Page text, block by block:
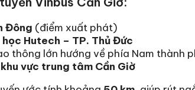
Đông (điểm xuất phát)
Hutech – TP. Thủ Đức
thông lớn hướng về phía Nam thành
khu vực trung tâm Cần Giờ